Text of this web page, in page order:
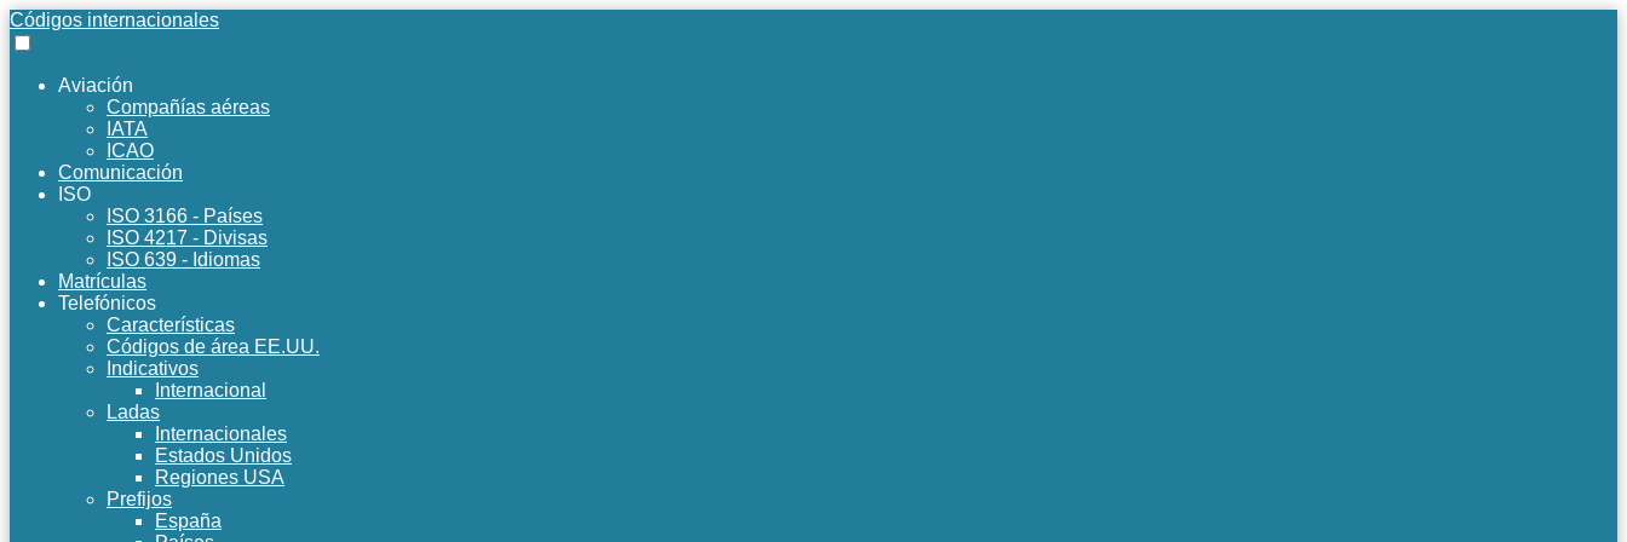
Códigos internacionales
Aviación
Compañías aéreas
IATA
ICAO
Comunicación
ISO
ISO 3166 - Países
ISO 4217 - Divisas
ISO 639 - Idiomas
Matrículas
Telefónicos
Características
Códigos de área EE.UU.
Indicativos
Internacional
Ladas
Internacionales
Estados Unidos
Regiones USA
Prefijos
España